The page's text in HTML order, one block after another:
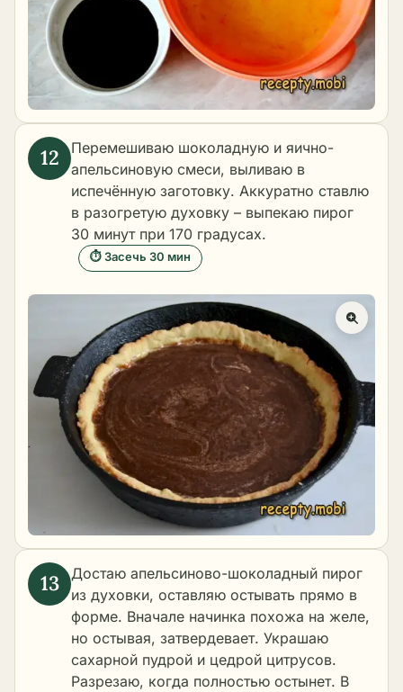
Перемешиваю шоколадную и яично-
апельсиновую смеси, выливаю в
испечённую заготовку. Аккуратно ставлю
в разогретую духовку – выпекаю пирог
30 минут при 170 градусах.
⏱ Засечь 30 мин
Достаю апельсиново-шоколадный пирог
из духовки, оставляю остывать прямо в
форме. Вначале начинка похожа на желе,
но остывая, затвердевает. Украшаю
сахарной пудрой и цедрой цитрусов.
Разрезаю, когда полностью остынет. В